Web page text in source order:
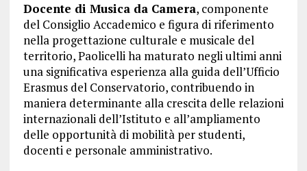
Docente di Musica da Camera, componente
del Consiglio Accademico e figura di riferimento
nella progettazione culturale e musicale del
territorio, Paolicelli ha maturato negli ultimi anni
una significativa esperienza alla guida dell’Ufficio
Erasmus del Conservatorio, contribuendo in
maniera determinante alla crescita delle relazioni
internazionali dell’Istituto e all’ampliamento
delle opportunità di mobilità per studenti,
docenti e personale amministrativo.